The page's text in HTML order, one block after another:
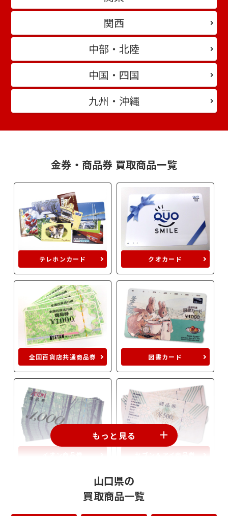
関西
中部・北陸
中国・四国
九州・沖縄
金券・商品券 買取商品一覧
テレホンカード クオカード
全国百貨店共通商品券 図書カード
もっと見る
山口県の
買取商品一覧